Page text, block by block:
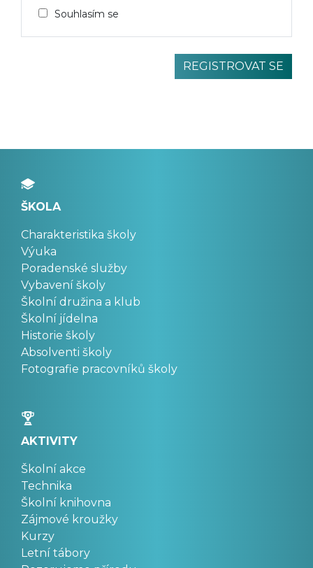
Souhlasím se
ŠKOLA
Charakteristika školy
Výuka
Poradenské služby
Vybavení školy
Školní družina a klub
Školní jídelna
Historie školy
Absolventi školy
Fotografie pracovníků školy
AKTIVITY
Školní akce
Technika
Školní knihovna
Zájmové kroužky
Kurzy
Letní tábory